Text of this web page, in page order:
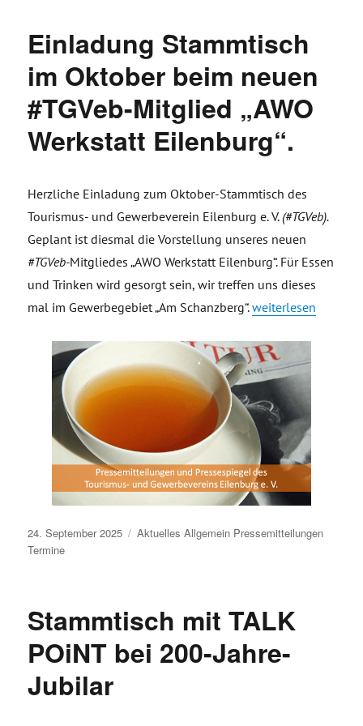
Einladung Stammtisch
im Oktober beim neuen
#TGVeb-Mitglied „AWO
Werkstatt Eilenburg“.
Herzliche Einladung zum Oktober-Stammtisch des
Tourismus- und Gewerbeverein Eilenburg e. V. (#TGVeb).
Geplant ist diesmal die Vorstellung unseres neuen
#TGVeb-Mitgliedes „AWO Werkstatt Eilenburg“. Für Essen
und Trinken wird gesorgt sein, wir treffen uns dieses
mal im Gewerbegebiet „Am Schanzberg“.„Einladung
weiterlesen
Veröffentlicht
am
24. September 2025 Aktuelles Allgemein Pressemitteilungen
Termine
Stammtisch mit TALK
POiNT bei 200-Jahre-
Jubilar